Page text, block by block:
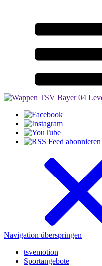
Navigation überspringen
tsvemotion
Sportangebote